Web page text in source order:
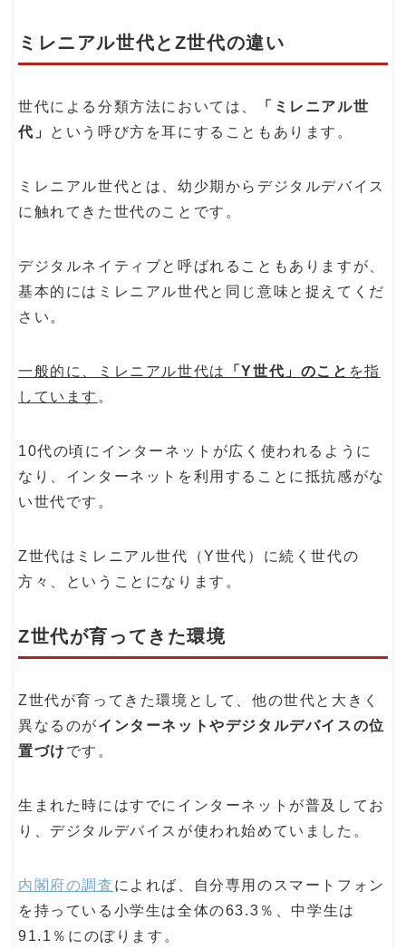
ミレニアル世代とZ世代の違い
世代による分類方法においては、
「ミレニアル世
代」
という呼び方を耳にすることもあります。
ミレニアル世代とは、幼少期からデジタルデバイス
に触れてきた世代のことです。
デジタルネイティブと呼ばれることもありますが、
基本的にはミレニアル世代と同じ意味と捉えてくだ
さい。
一般的に、ミレニアル世代は 「Y世代」のこと を指
しています 。
10代の頃にインターネットが広く使われるように
なり、インターネットを利用することに抵抗感がな
い世代です。
Z世代はミレニアル世代（Y世代）に続く世代の
方々、ということになります。
Z世代が育ってきた環境
Z世代が育ってきた環境として、他の世代と大きく
異なるのがインターネットやデジタルデバイスの位
置づけです。
生まれた時にはすでにインターネットが普及してお
り、デジタルデバイスが使われ始めていました。
内閣府の調査 によれば、自分専用のスマートフォン
を持っている小学生は全体の63.3％、中学生は
91.1％にのぼります。